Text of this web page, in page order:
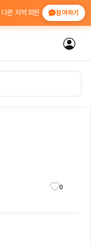
른 지역 회원 간 위치 인증 도움
참여하기
0